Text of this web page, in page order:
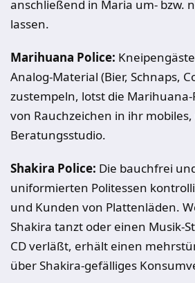
anschließend in Maria um- bzw.
lassen.
Marihuana Police:
Analog-Material (Bier, Schnaps,
zustempeln, lotst die Marihuana-
von Rauchzeichen in ihr
Beratungsstudio.
Shakira Police: Die bauchfrei
uniformierten Politessen
und Kunden von Plattenläden.
Shakira tanzt oder einen Musik-
CD verläßt, erhält einen
über Shakira-gefälliges